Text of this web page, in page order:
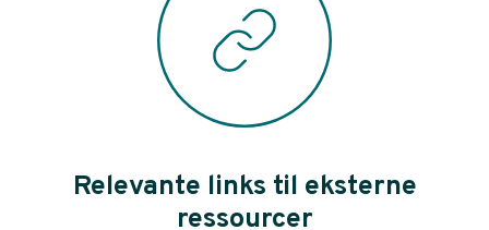
Relevante links til eksterne
ressourcer